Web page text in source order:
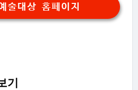
술대상 홈페이지
기